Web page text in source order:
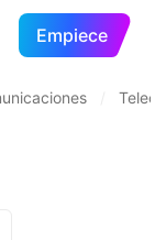
Empiece